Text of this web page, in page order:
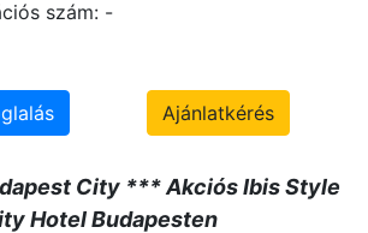
szám: -
Ajánlatkérés
City *** Akciós Ibis Style
Hotel Budapesten